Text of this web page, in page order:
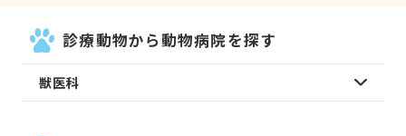
診療動物から動物病院を探す
獣医科